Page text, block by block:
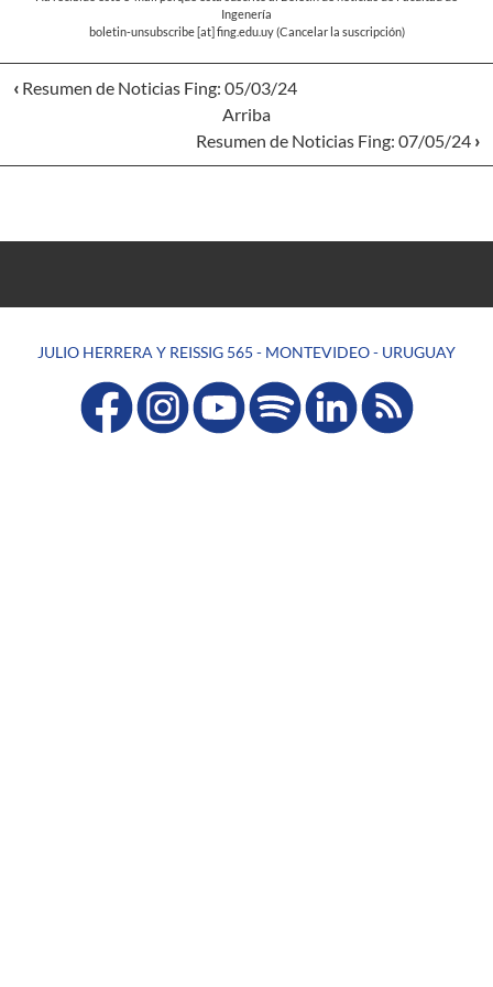
Ingenería
boletin-unsubscribe[at]fing.edu.uy(Cancelar la suscripción)
‹ Resumen de Noticias Fing: 05/03/24
Arriba
Resumen de Noticias Fing: 07/05/24 ›
JULIO HERRERA Y REISSIG 565 - MONTEVIDEO - URUGUAY